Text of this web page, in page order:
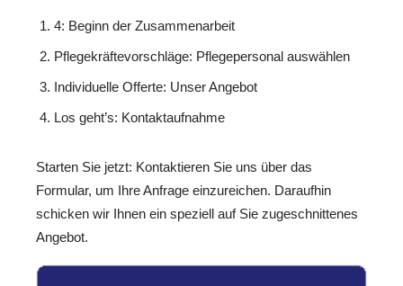
4: Beginn der Zusammenarbeit
Pflegekräftevorschläge: Pflegepersonal auswählen
Individuelle Offerte: Unser Angebot
Los geht’s: Kontaktaufnahme
Starten Sie jetzt: Kontaktieren Sie uns über das
Formular, um Ihre Anfrage einzureichen. Daraufhin
schicken wir Ihnen ein speziell auf Sie zugeschnittenes
Angebot.